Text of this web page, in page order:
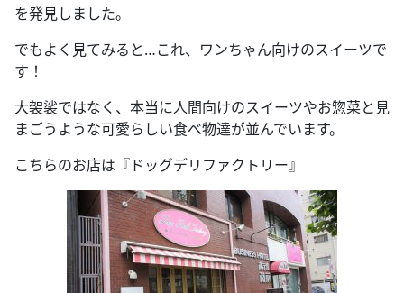
を発見しました。
でもよく見てみると…これ、ワンちゃん向けのスイーツで
す！
大袈裟ではなく、本当に人間向けのスイーツやお惣菜と見
まごうような可愛らしい食べ物達が並んでいます。
こちらのお店は『ドッグデリファクトリー』